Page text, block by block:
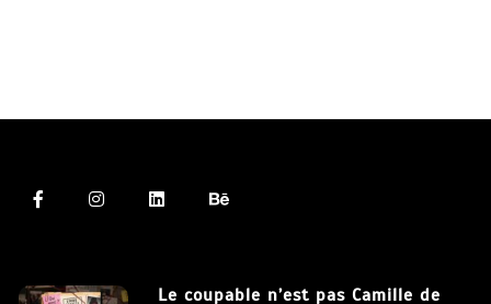
Le coupable n’est pas Camille de